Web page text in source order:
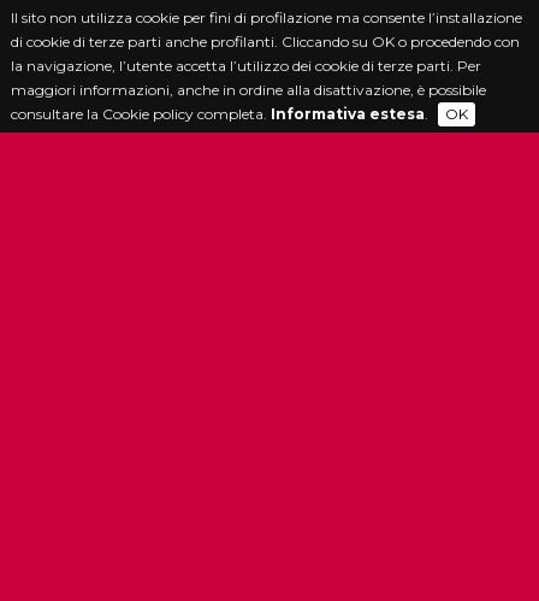
Il sito non utilizza cookie per fini di profilazione ma consente l’installazione
di cookie di terze parti anche profilanti. Cliccando su OK o procedendo con
la navigazione, l’utente accetta l’utilizzo dei cookie di terze parti. Per
maggiori informazioni, anche in ordine alla disattivazione, è possibile
consultare la Cookie policy completa. Informativa estesa. OK